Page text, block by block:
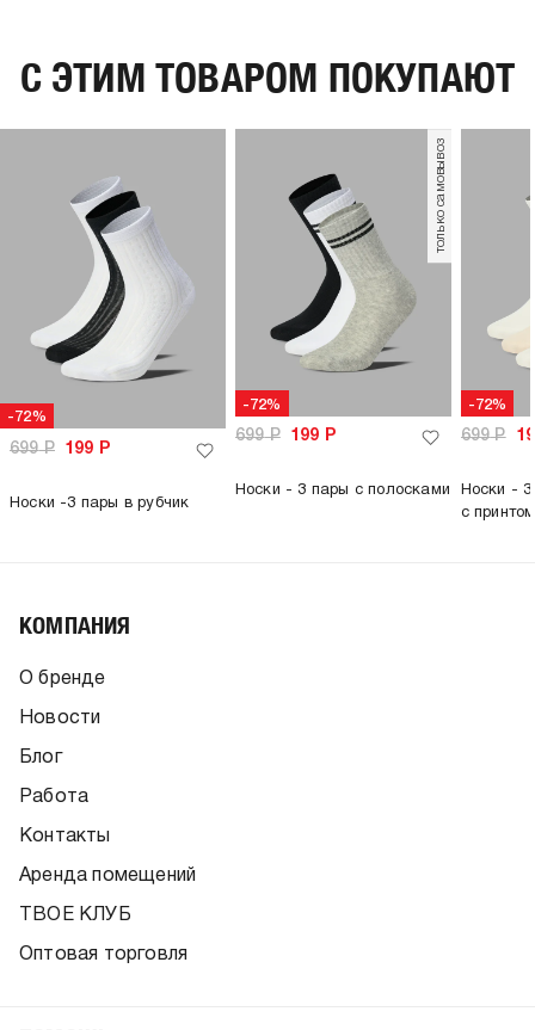
C ЭТИМ ТОВАРОМ ПОКУПАЮТ
-72%
699Р 199 Р
Носки -3 пары в рубчик
-72%
только самовывоз
699Р 199 Р
Носки - 3 пары с полосками
-72%
699Р
Носки - 3
с принтом
КОМПАНИЯ
О бренде
Новости
Блог
Работа
Контакты
Аренда помещений
ТВОЕ КЛУБ
Оптовая торговля